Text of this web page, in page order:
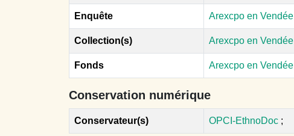
Enquête Arexcpo en Vendée
Collection(s) Arexcpo en Vendée
Fonds Arexcpo en Vendée
Conservation numérique
Conservateur(s) OPCI-EthnoDoc ;